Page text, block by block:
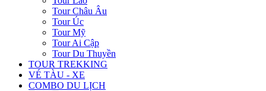
Tour Châu Âu
Tour Úc
Tour Mỹ
Tour Ai Cập
Tour Du Thuyền
TOUR TREKKING
VÉ TÀU - XE
COMBO DU LỊCH